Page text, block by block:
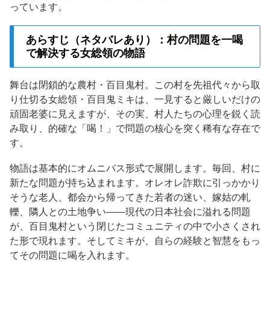
っています。
あらすじ（ネタバレあり）：村の問題を一喝
で解決する女総領の物語
舞台は閉鎖的な農村・百目鬼村。この村を先祖代々から取
り仕切る女総領・百目鬼ミキは、一見すると厳しいだけの
頑固老婆に見えますが、その実、村人たちの心理を鋭く読
み取り、的確な「喝！」で問題の核心を突く稀有な存在で
す。
物語は基本的にオムニバス形式で展開します。毎回、村に
新たな問題が持ち込まれます。オレオレ詐欺に引っかかり
そうな老人、都会から帰ってきた若者の迷い、嫁姑の軋
轢、隣人との土地争い——現代の日本社会に溢れる問題
が、百目鬼村という閉じたコミュニティの中で小さくされ
た形で現れます。そしてミキが、自らの経験と智慧をもっ
てその問題に喝を入れます。